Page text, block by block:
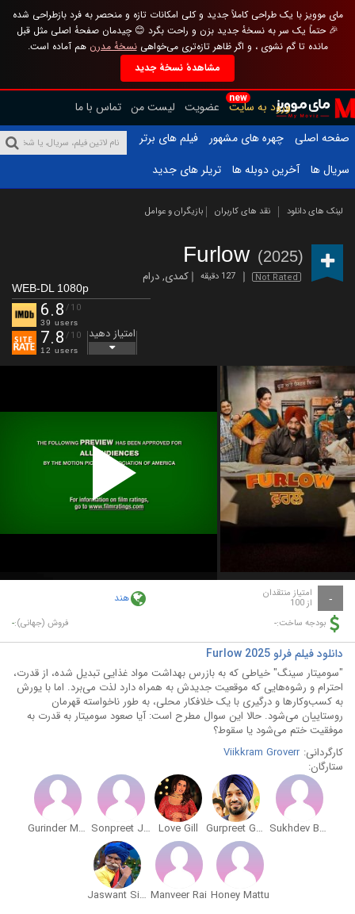
مای موویز با یک طراحی کاملاً جدید و کلی امکانات تازه و منحصر به فرد بازطراحی شده
🎉 حتماً یک سر به نسخهٔ جدید بزن و راحت بگرد 😊 چیدمان صفحهٔ اصلی مثل قبل
مانده تا گم نشوی ، و اگر ظاهر تازه‌تری می‌خواهینسخهٔ مدرن هم آماده است.
مشاهدهٔ نسخهٔ جدید
new
ورود به سایت عضویت لیست من تماس با ما
صفحه اصلی
چهره های مشهور
فیلم های برتر
سریال ها
آخرین دوبله ها تریلر های جدید
لینک های دانلود نقد های کاربران بازیگران و عوامل
Furlow (2025)
Not Rated 127 دقیقه کمدی,درام
WEB-DL 1080p
6.8 /10
39 users
7.8 /10
12 users
امتیاز دهید
Play
Video
- امتیاز منتقدان
از 100 هند
بودجه ساخت:- فروش (جهانی):-
دانلود فیلم فرلو Furlow 2025
"سومیتار سینگ" خیاطی که به بازرس بهداشت مواد غذایی تبدیل شده، از قدرت،
احترام و رشوه‌هایی که موقعیت جدیدش به همراه دارد لذت می‌برد. اما با یورش
به کسب‌وکارها و درگیری با یک خلافکار محلی، به طور ناخواسته قهرمان
روستاییان می‌شود. حالا این سوال مطرح است: آیا صعود سومیتار به قدرت به
موفقیت ختم می‌شود یا سقوط؟
کارگردانی: Viikkram Groverr
ستارگان:
Sukhdev Barnala
Gurpreet Ghuggi
Love Gill
Sonpreet Jawanda
Gurinder Makna
Honey Mattu
Manveer Rai
Jaswant Singh Rathore